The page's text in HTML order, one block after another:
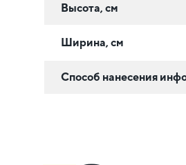
Высота, см
Ширина, см
Способ нанесения